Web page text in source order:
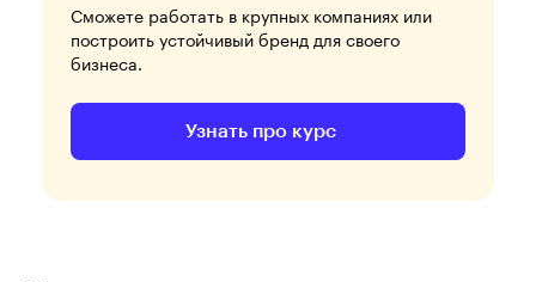
Сможете работать в крупных компаниях или
построить устойчивый бренд для своего
бизнеса.
Узнать про курс